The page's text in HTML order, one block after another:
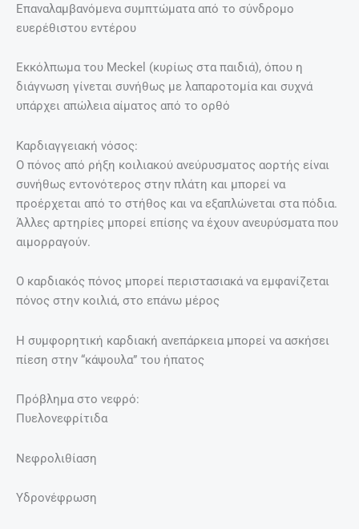
Επαναλαμβανόμενα συμπτώματα από το σύνδρομο
ευερέθιστου εντέρου
Εκκόλπωμα του Meckel (κυρίως στα παιδιά), όπου η
διάγνωση γίνεται συνήθως με λαπαροτομία και συχνά
υπάρχει απώλεια αίματος από το ορθό
Καρδιαγγειακή νόσος:
Ο πόνος από ρήξη κοιλιακού ανεύρυσματος αορτής είναι
συνήθως εντονότερος στην πλάτη και μπορεί να
προέρχεται από το στήθος και να εξαπλώνεται στα πόδια.
Άλλες αρτηρίες μπορεί επίσης να έχουν ανευρύσματα που
αιμορραγούν.
Ο καρδιακός πόνος μπορεί περιστασιακά να εμφανίζεται
πόνος στην κοιλιά, στο επάνω μέρος
Η συμφορητική καρδιακή ανεπάρκεια μπορεί να ασκήσει
πίεση στην “κάψουλα” του ήπατος
Πρόβλημα στο νεφρό:
Πυελονεφρίτιδα
Νεφρολιθίαση
Υδρονέφρωση